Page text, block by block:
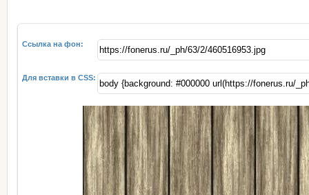
Ссылка на фон:
Для вставки в CSS: